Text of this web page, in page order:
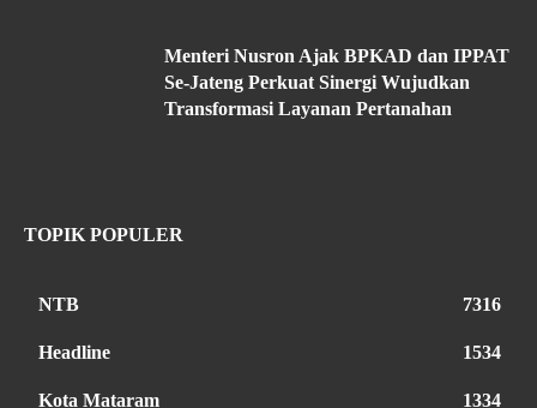
Menteri Nusron Ajak BPKAD dan IPPAT
Se-Jateng Perkuat Sinergi Wujudkan
Transformasi Layanan Pertanahan
TOPIK POPULER
NTB 7316
Headline 1534
Kota Mataram 1334